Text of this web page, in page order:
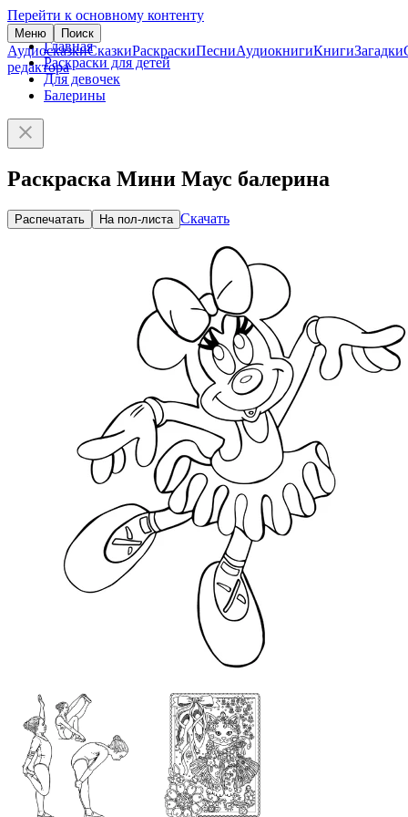
Перейти к основному контенту
Меню Поиск
АудиосказкиСказкиРаскраскиПесниАудиокнигиКнигиЗагадки
редактора
Главная
Раскраски для детей
Для девочек
Балерины
Раскраска Мини Маус балерина
Распечатать На пол-листа Скачать